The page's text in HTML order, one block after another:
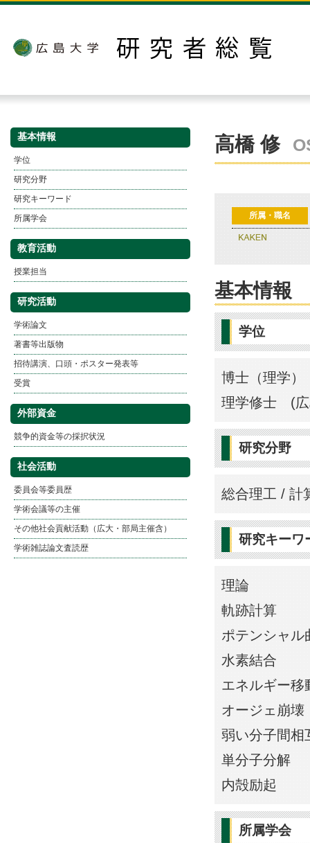
基本情報
学位
研究分野
研究キーワード
所属学会
教育活動
授業担当
研究活動
学術論文
著書等出版物
招待講演、口頭・ポスター発表等
受賞
外部資金
競争的資金等の採択状況
社会活動
委員会等委員歴
学術会議等の主催
その他社会貢献活動（広大・部局主催含）
学術雑誌論文査読歴
高橋 修
所属・職名
基本情報
学位
博士（理学
理学修士 (広
研究分野
総合理工 / 計
研究キーワ
理論
軌跡計算
ポテンシャル
水素結合
エネルギー移
オージェ崩壊
弱い分子間相
単分子分解
内殻励起
所属学会